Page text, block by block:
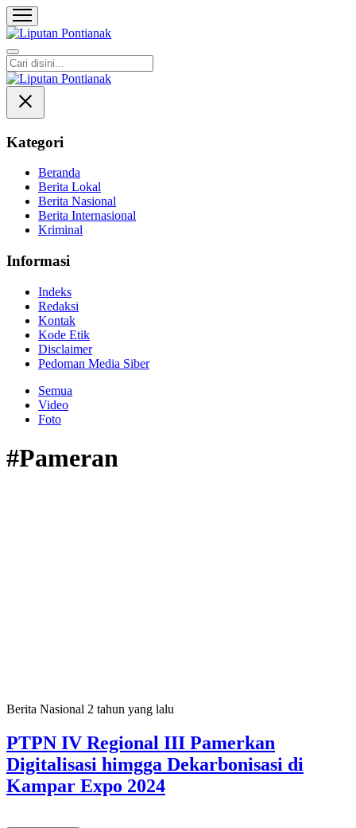
Liputan Pontianak
Berita Terkini dan TerUpdate
Kategori
Beranda
Berita Lokal
Berita Nasional
Berita Internasional
Kriminal
Informasi
Indeks
Redaksi
Kontak
Kode Etik
Disclaimer
Pedoman Media Siber
Semua
Video
Foto
#Pameran
Berita Nasional 2 tahun yang lalu
PTPN IV Regional III Pamerkan
Digitalisasi himgga Dekarbonisasi di
Kampar Expo 2024